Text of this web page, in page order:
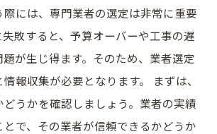
には、専門業者の選定は非常に重要
敗すると、予算オーバーや工事の遅
が生じ得ます。そのため、業者選定
報収集が必要となります。 まずは、
うかを確認しましょう。業者の実績
で、その業者が信頼できるかどうか